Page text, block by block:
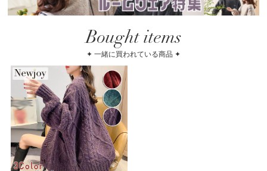
Bought items
✦ 一緒に買われている商品 ✦